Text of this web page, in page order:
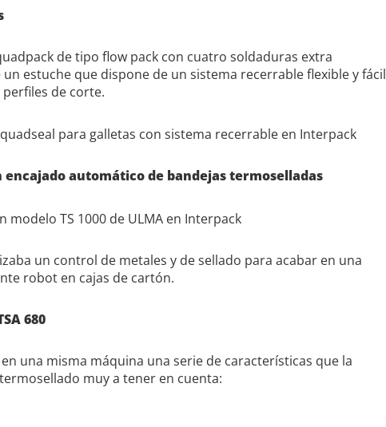
de tipo flow pack con cuatro soldaduras extra
estuche que dispone de un sistema recerrable flexible y fácil
de corte.
automático de bandejas termoselladas
un control de metales y de sellado para acabar en una
robot en cajas de cartón.
680
una misma máquina una serie de características que la
muy a tener en cuenta: